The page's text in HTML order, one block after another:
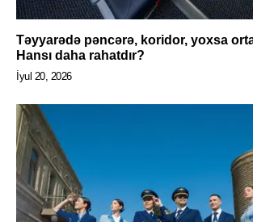
Təyyarədə pəncərə, koridor, yoxsa
Hansı daha rahatdır?
İyul 20, 2026